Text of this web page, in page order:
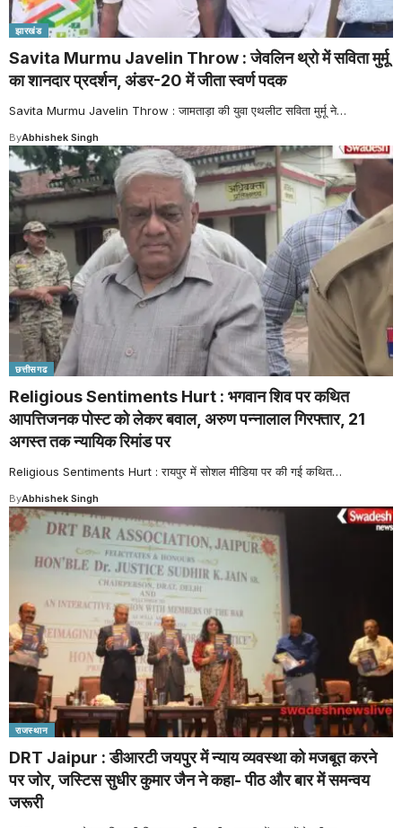
झारखंड
Savita Murmu Javelin Throw : जेवलिन थ्रो में सविता मुर्मू
का शानदार प्रदर्शन, अंडर-20 में जीता स्वर्ण पदक
Savita Murmu Javelin Throw : जामताड़ा की युवा एथलीट सविता मुर्मू ने…
ByAbhishek Singh
छत्तीसगढ
Religious Sentiments Hurt : भगवान शिव पर कथित
आपत्तिजनक पोस्ट को लेकर बवाल, अरुण पन्नालाल गिरफ्तार, 21
अगस्त तक न्यायिक रिमांड पर
Religious Sentiments Hurt : रायपुर में सोशल मीडिया पर की गई कथित…
ByAbhishek Singh
राजस्थान
DRT Jaipur : डीआरटी जयपुर में न्याय व्यवस्था को मजबूत करने
पर जोर, जस्टिस सुधीर कुमार जैन ने कहा- पीठ और बार में समन्वय
जरूरी